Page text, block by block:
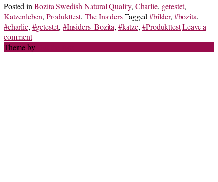
Posted in Bozita Swedish Natural Quality, Charlie, getestet,
Katzenleben, Produkttest, The InsidersTagged #bilder, #bozita,
#charlie, #getestet, #Insiders_Bozita, #katze, #ProdukttestLeave a
comment
Theme by